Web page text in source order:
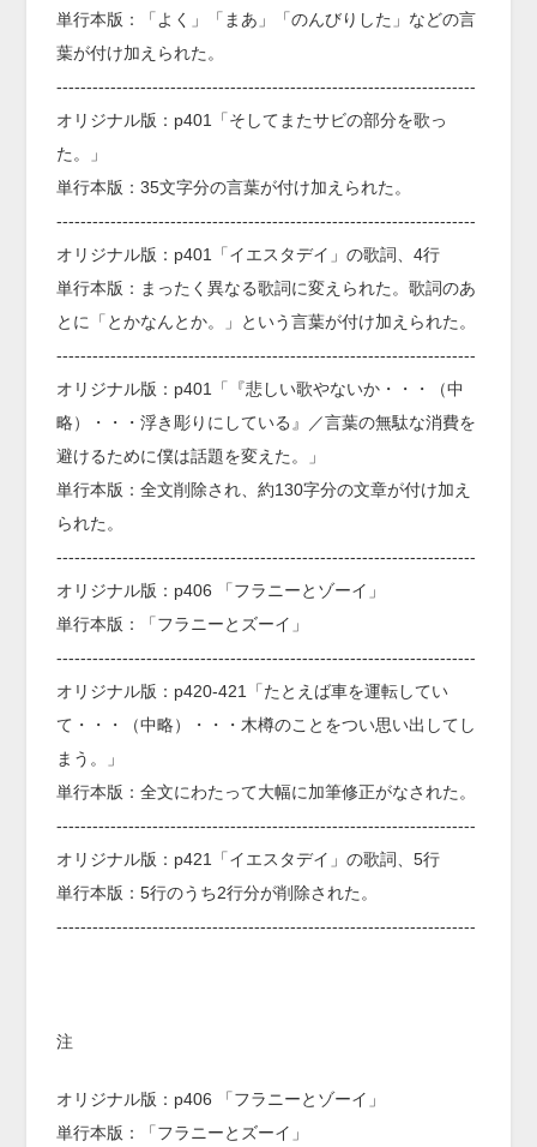
単行本版：「よく」「まあ」「のんびりした」などの言
葉が付け加えられた。
----------------------------------------------------------------------
オリジナル版：p401「そしてまたサビの部分を歌っ
た。」
単行本版：35文字分の言葉が付け加えられた。
----------------------------------------------------------------------
オリジナル版：p401「イエスタデイ」の歌詞、4行
単行本版：まったく異なる歌詞に変えられた。歌詞のあ
とに「とかなんとか。」という言葉が付け加えられた。
----------------------------------------------------------------------
オリジナル版：p401「『悲しい歌やないか・・・（中
略）・・・浮き彫りにしている』／言葉の無駄な消費を
避けるために僕は話題を変えた。」
単行本版：全文削除され、約130字分の文章が付け加え
られた。
----------------------------------------------------------------------
オリジナル版：p406 「フラニーとゾーイ」
単行本版：「フラニーとズーイ」
----------------------------------------------------------------------
オリジナル版：p420-421「たとえば車を運転してい
て・・・（中略）・・・木樽のことをつい思い出してし
まう。」
単行本版：全文にわたって大幅に加筆修正がなされた。
----------------------------------------------------------------------
オリジナル版：p421「イエスタデイ」の歌詞、5行
単行本版：5行のうち2行分が削除された。
----------------------------------------------------------------------
注
オリジナル版：p406 「フラニーとゾーイ」
単行本版：「フラニーとズーイ」